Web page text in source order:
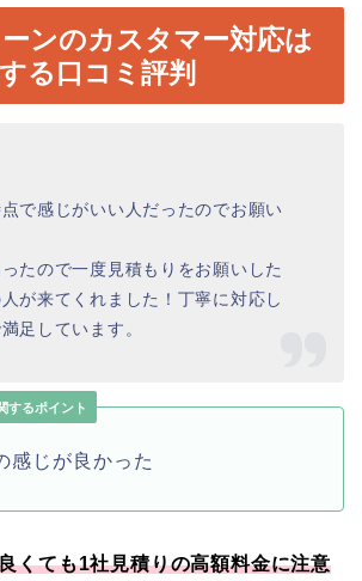
ンのカスタマー対応は
る口コミ評判
で感じがいい人だったのでお願い
たので一度見積もりをお願いした
が来てくれました！丁寧に対応し
足しています。
するポイント
感じが良かった
くても1社見積りの高額料金に注意